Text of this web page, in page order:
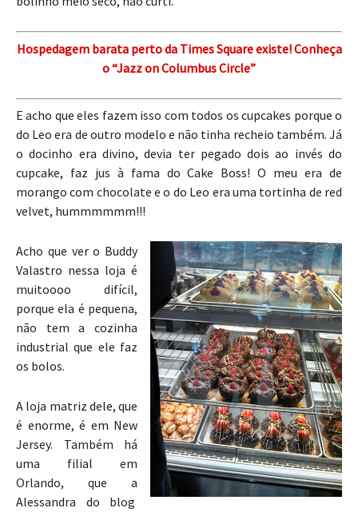
Hospedagem barata perto da Times Square existe! Conheça
o “Jazz on Columbus Circle”
E acho que eles fazem isso com todos os cupcakes porque o
do Leo era de outro modelo e não tinha recheio também. Já
o docinho era divino, devia ter pegado dois ao invés do
cupcake, faz jus à fama do Cake Boss! O meu era de
morango com chocolate e o do Leo era uma tortinha de red
velvet, hummmmmm!!!
Acho que ver o Buddy
Valastro nessa loja é
muitoooo difícil,
porque ela é pequena,
não tem a cozinha
industrial que ele faz
os bolos.
A loja matriz dele, que
é enorme, é em New
Jersey. Também há
uma filial em
Orlando, que a
Alessandra do blog